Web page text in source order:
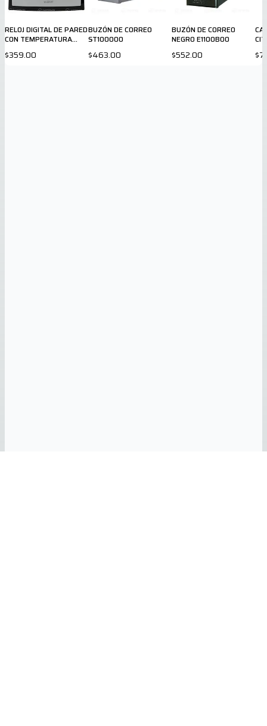
RELOJ DIGITAL DE PARED
CON TEMPERATURA
$359.00
BUZÓN DE CORREO
ST100000
$463.00
BUZÓN DE CORREO
NEGRO E1100B00
$552.00